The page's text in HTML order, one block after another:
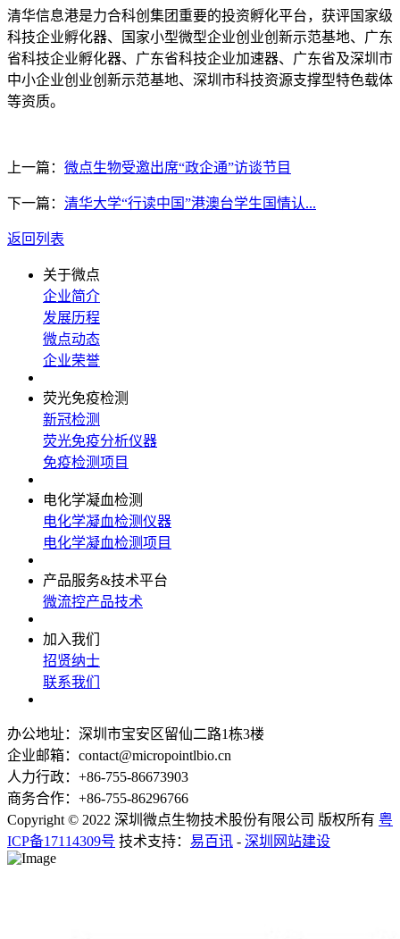
清华信息港是力合科创集团重要的投资孵化平台，获评国家级
科技企业孵化器、国家小型微型企业创业创新示范基地、广东
省科技企业孵化器、广东省科技企业加速器、广东省及深圳市
中小企业创业创新示范基地、深圳市科技资源支撑型特色载体
等资质。
上一篇： 微点生物受邀出席“政企通”访谈节目
下一篇： 清华大学“行读中国”港澳台学生国情认...
返回列表
关于微点
企业简介
发展历程
微点动态
企业荣誉
荧光免疫检测
新冠检测
荧光免疫分析仪器
免疫检测项目
电化学凝血检测
电化学凝血检测仪器
电化学凝血检测项目
产品服务&技术平台
微流控产品技术
加入我们
招贤纳士
联系我们
办公地址：深圳市宝安区留仙二路1栋3楼
企业邮箱：contact@micropointlbio.cn
人力行政：+86-755-86673903
商务合作：+86-755-86296766
Copyright © 2022 深圳微点生物技术股份有限公司 版权所有 粤
ICP备17114309号 技术支持： 易百讯 - 深圳网站建设